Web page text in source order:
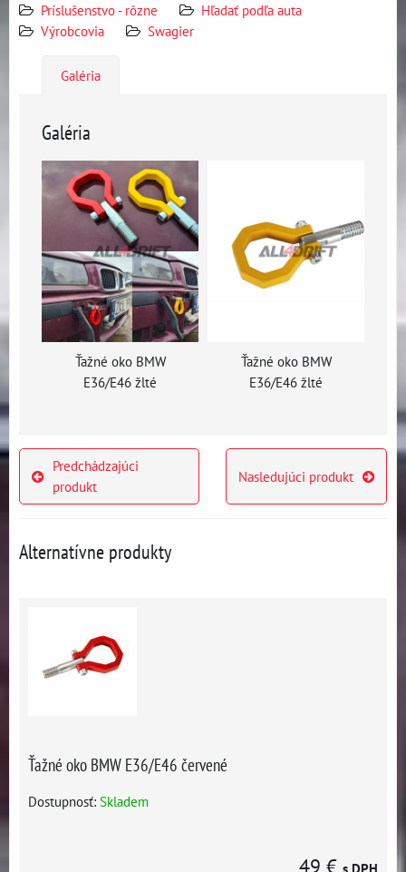
Príslušenstvo - rôzne
Hľadať podľa auta
Výrobcovia
Swagier
Galéria
Galéria
Ťažné oko BMW
E36/E46 žlté
Ťažné oko BMW
E36/E46 žlté
Predchádzajúci
produkt
Nasledujúci produkt
Alternatívne produkty
Ťažné oko BMW E36/E46 červené
Dostupnosť: Skladem
49 € s DPH